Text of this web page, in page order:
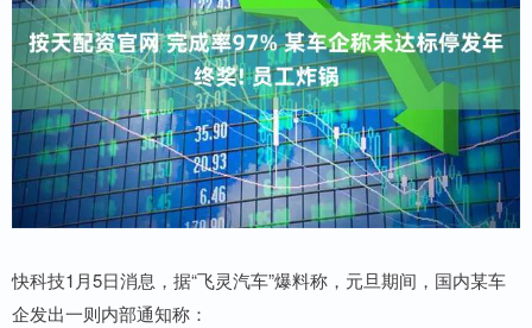
快科技1月5日消息，据“飞灵汽车”爆料称，元旦期间，国内某车
企发出一则内部通知称：